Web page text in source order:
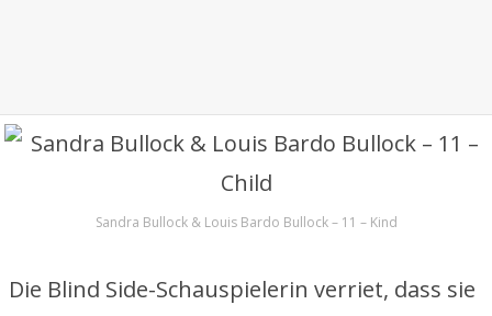
Sandra Bullock & Louis Bardo Bullock – 11 – Kind
Die Blind Side-Schauspielerin verriet, dass sie